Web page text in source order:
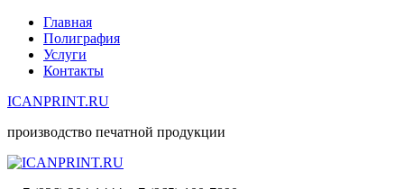
Главная
Полиграфия
Услуги
Контакты
ICANPRINT.RU
производство печатной продукции